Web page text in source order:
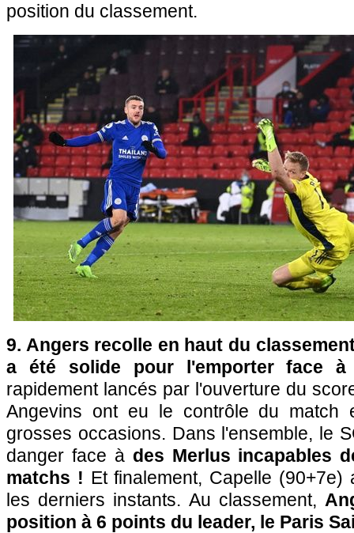
position du classement.
9. Angers recolle en haut du
a été solide pour l'emporter face à
rapidement lancés par l'ouverture du
Angevins ont eu le contrôle du match
grosses occasions. Dans l'ensemble, le
danger face à des Merlus incapables
matchs ! Et finalement, Capelle
les derniers instants. Au classement,
position à 6 points du leader, le Paris